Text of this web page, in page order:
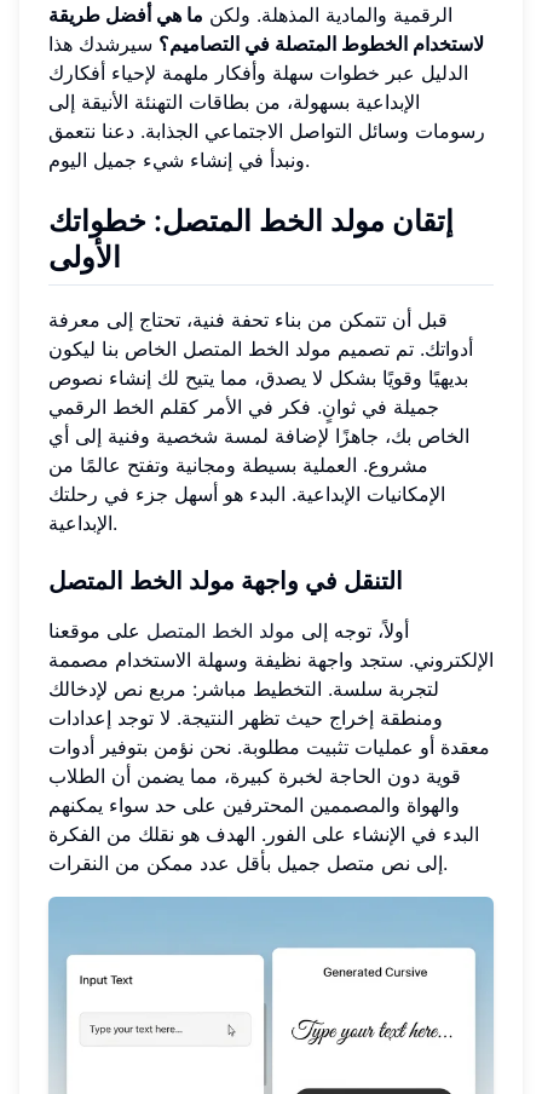
الرقمية والمادية المذهلة. ولكن ما هي أفضل طريقة
لاستخدام الخطوط المتصلة في التصاميم؟ سيرشدك هذا
الدليل عبر خطوات سهلة وأفكار ملهمة لإحياء أفكارك
الإبداعية بسهولة، من بطاقات التهنئة الأنيقة إلى
رسومات وسائل التواصل الاجتماعي الجذابة. دعنا نتعمق
ونبدأ في إنشاء شيء جميل اليوم.
إتقان مولد الخط المتصل: خطواتك
الأولى
قبل أن تتمكن من بناء تحفة فنية، تحتاج إلى معرفة
أدواتك. تم تصميم مولد الخط المتصل الخاص بنا ليكون
بديهيًا وقويًا بشكل لا يصدق، مما يتيح لك إنشاء نصوص
جميلة في ثوانٍ. فكر في الأمر كقلم الخط الرقمي
الخاص بك، جاهزًا لإضافة لمسة شخصية وفنية إلى أي
مشروع. العملية بسيطة ومجانية وتفتح عالمًا من
الإمكانيات الإبداعية. البدء هو أسهل جزء في رحلتك
الإبداعية.
التنقل في واجهة مولد الخط المتصل
أولاً، توجه إلى مولد الخط المتصل على موقعنا
الإلكتروني. ستجد واجهة نظيفة وسهلة الاستخدام مصممة
لتجربة سلسة. التخطيط مباشر: مربع نص لإدخالك
ومنطقة إخراج حيث تظهر النتيجة. لا توجد إعدادات
معقدة أو عمليات تثبيت مطلوبة. نحن نؤمن بتوفير أدوات
قوية دون الحاجة لخبرة كبيرة، مما يضمن أن الطلاب
والهواة والمصممين المحترفين على حد سواء يمكنهم
البدء في الإنشاء على الفور. الهدف هو نقلك من الفكرة
إلى نص متصل جميل بأقل عدد ممكن من النقرات.